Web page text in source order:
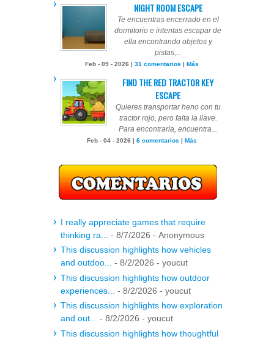
NIGHT ROOM ESCAPE
Te encuentras encerrado en el
dormitorio e intentas escapar de
ella encontrando objetos y
pistas,...
Feb - 09 - 2026 | 31 comentarios | Más
FIND THE RED TRACTOR KEY
ESCAPE
Quieres transportar heno con tu
tractor rojo, pero falta la llave.
Para encontrarla, encuentra...
Feb - 04 - 2026 | 6 comentarios | Más
I really appreciate games that require
thinking ra...
- 8/7/2026 - Anonymous
This discussion highlights how vehicles
and outdoo... - 8/2/2026 - youcut
This discussion highlights how outdoor
experiences...
- 8/2/2026 - youcut
This discussion highlights how exploration
and out... - 8/2/2026 - youcut
This discussion highlights how thoughtful